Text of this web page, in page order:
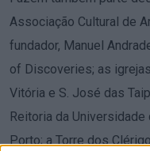
Associação Cultural de
fundador, Manuel
of Discoveries; as
Vitória e S. José das
Reitoria da
Porto; a Torre dos